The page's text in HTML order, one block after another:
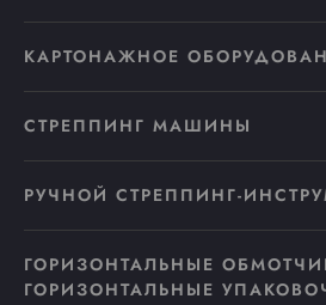
КАРТОНАЖНОЕ
СТРЕППИНГ МАШИНЫ
РУЧНОЙ СТРЕППИНГ-
ГОРИЗОНТАЛЬНЫЕ
ГОРИЗОНТАЛЬНЫЕ